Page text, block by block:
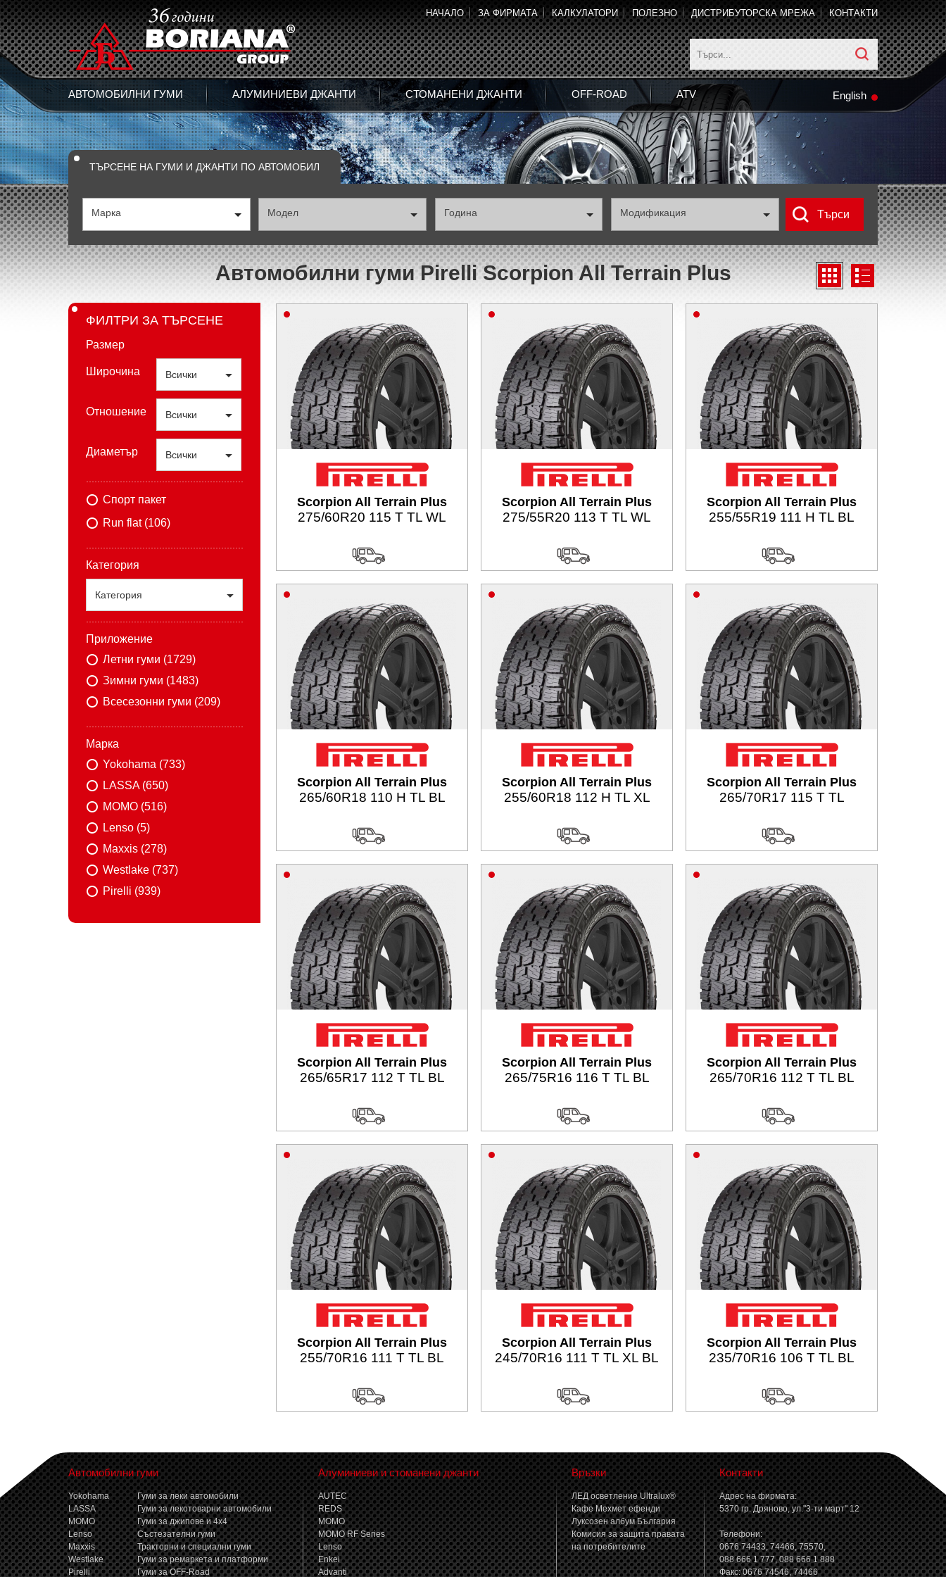
НАЧАЛО ЗА ФИРМАТА КАЛКУЛАТОРИ ПОЛЕЗНО ДИСТРИБУТОРСКА МРЕЖА КОНТАКТИ
АВТОМОБИЛНИ ГУМИ АЛУМИНИЕВИ ДЖАНТИ СТОМАНЕНИ ДЖАНТИ OFF-ROAD ATV English
ТЪРСЕНЕ НА ГУМИ И ДЖАНТИ ПО АВТОМОБИЛ
Марка Модел Година Модификация
Автомобилни гуми Pirelli Scorpion All Terrain Plus
ФИЛТРИ ЗА ТЪРСЕНЕ
Размер
Широчина Всички
Отношение Всички
Диаметър Всички
Спорт пакет
Run flat (106)
Категория
Категория
Приложение
Летни гуми (1729)
Зимни гуми (1483)
Всесезонни гуми (209)
Марка
Yokohama (733)
LASSA (650)
MOMO (516)
Lenso (5)
Maxxis (278)
Westlake (737)
Pirelli (939)
Scorpion All Terrain Plus
275/60R20 115 T TL WL
Scorpion All Terrain Plus
275/55R20 113 T TL WL
Scorpion All Terrain Plus
255/55R19 111 H TL BL
Scorpion All Terrain Plus
265/60R18 110 H TL BL
Scorpion All Terrain Plus
255/60R18 112 H TL XL
Scorpion All Terrain Plus
265/70R17 115 T TL
Scorpion All Terrain Plus
265/65R17 112 T TL BL
Scorpion All Terrain Plus
265/75R16 116 T TL BL
Scorpion All Terrain Plus
265/70R16 112 T TL BL
Scorpion All Terrain Plus
255/70R16 111 T TL BL
Scorpion All Terrain Plus
245/70R16 111 T TL XL BL
Scorpion All Terrain Plus
235/70R16 106 T TL BL
Автомобилни гуми
Yokohama
LASSA
MOMO
Lenso
Maxxis
Westlake
Pirelli
Гуми за леки автомобили
Гуми за лекотоварни автомобили
Гуми за джипове и 4x4
Състезателни гуми
Тракторни и специални гуми
Гуми за ремаркета и платформи
Гуми за OFF-Road
Алуминиеви и стоманени джанти
AUTEC
REDS
MOMO
MOMO RF Series
Lenso
Enkei
Advanti
Връзки
ЛЕД осветление Ultralux®
Кафе Мехмет ефенди
Луксозен албум България
Комисия за защита правата
на потребителите
Контакти
Адрес на фирмата:
5370 гр. Дряново, ул."3-ти март" 12
Телефони:
0676 74433, 74466, 75570,
088 666 1 777, 088 666 1 888
Факс: 0676 74546, 74466